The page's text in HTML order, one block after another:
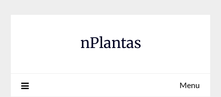
nPlantas
Menu